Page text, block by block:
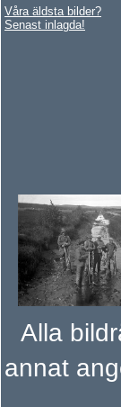
Våra äldsta bilder?
Senast inlagda!
Alla
annat